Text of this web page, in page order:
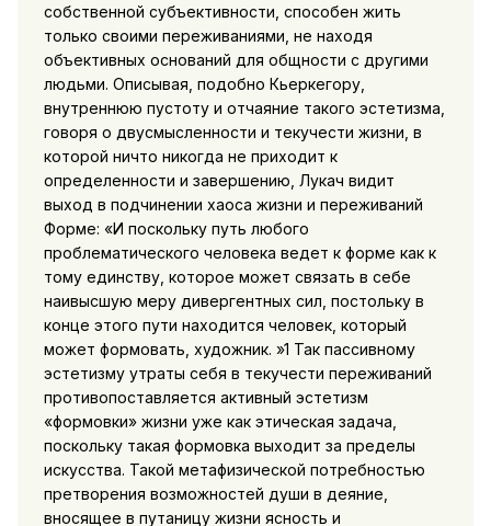
собственной субъективности, способен жить
только своими переживаниями, не находя
объективных оснований для общности с другими
людьми. Описывая, подобно Кьеркегору,
внутреннюю пустоту и отчаяние такого эстетизма,
говоря о двусмысленности и текучести жизни, в
которой ничто никогда не приходит к
определенности и завершению, Лукач видит
выход в подчинении хаоса жизни и переживаний
Форме: «И поскольку путь любого
проблематического человека ведет к форме как к
тому единству, которое может связать в себе
наивысшую меру дивергентных сил, постольку в
конце этого пути находится человек, который
может формовать, художник. »1 Так пассивному
эстетизму утраты себя в текучести переживаний
противопоставляется активный эстетизм
«формовки» жизни уже как этическая задача,
поскольку такая формовка выходит за пределы
искусства. Такой метафизической потребностью
претворения возможностей души в деяние,
вносящее в путаницу жизни ясность и